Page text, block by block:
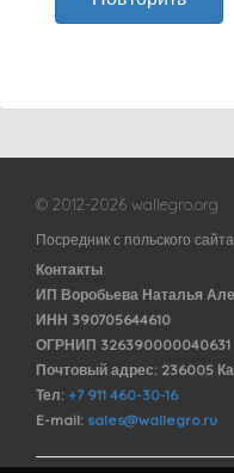
© 2012-2026 wallegro.org
Посредник с польского
Контакты
ИП Воробьева Наталья
ИНН 390705644610
ОГРНИП 326390000040631
Почтовый адрес: 236005
Тел: +7 911 460-30-16
E-mail: sales@wallegro.ru